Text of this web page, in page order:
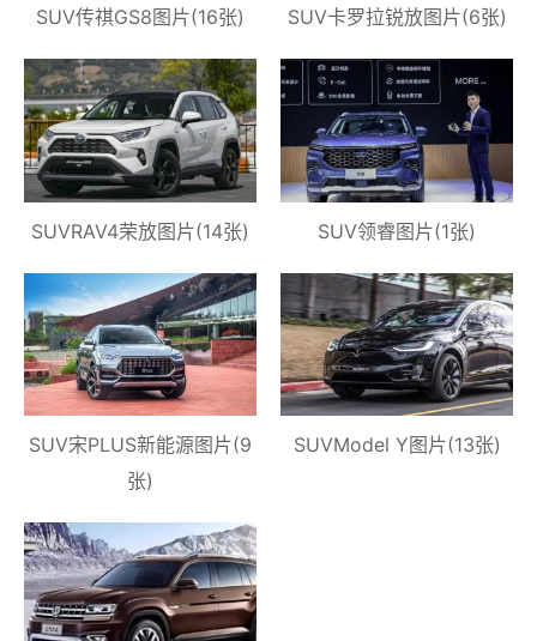
SUV传祺GS8图片(16张) SUV卡罗拉锐放图片(6张)
SUVRAV4荣放图片(14张) SUV领睿图片(1张)
SUV宋PLUS新能源图片(9
张)
SUVModel Y图片(13张)